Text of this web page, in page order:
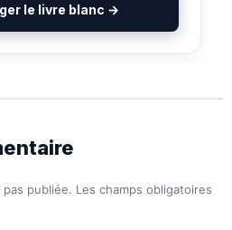
le livre blanc →
publiée. Les champs obligatoires